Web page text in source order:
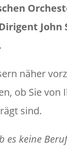
John
näher
ob Sie von
sind.
es keine